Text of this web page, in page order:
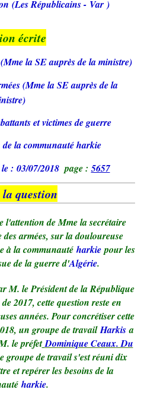
(Les Républicains - Var )
écrite
la SE auprès de la ministre)
(Mme la SE auprès de la
et victimes de guerre
la communauté harkie
le : 03/07/2018page : 5657
la question
l'attention de Mme la secrétaire
armées, sur la douloureuse
à la communauté harkiepour les
de la guerre d'Algérie.
M. le Président de la République
2017, cette question reste en
années. Pour concrétiser cette
un groupe de travailHarkisa
le préfet Dominique Ceaux. Du
groupe de travail s'est réuni dix
et repérer les besoins de la
harkie.